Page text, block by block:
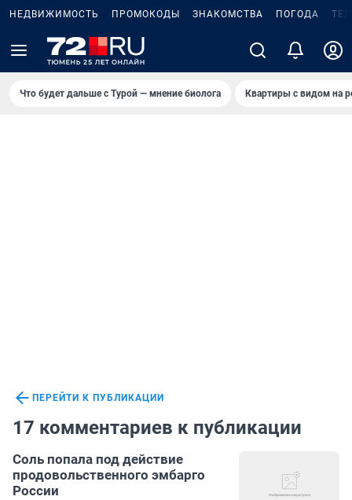
НЕДВИЖИМОСТЬ ПРОМОКОДЫ ЗНАКОМСТВА ПОГОДА
Что будет дальше с Турой — мнение биолога Квартиры с видом на
ПЕРЕЙТИ К ПУБЛИКАЦИИ
17 комментариев к публикации
Соль попала под действие
продовольственного эмбарго
России